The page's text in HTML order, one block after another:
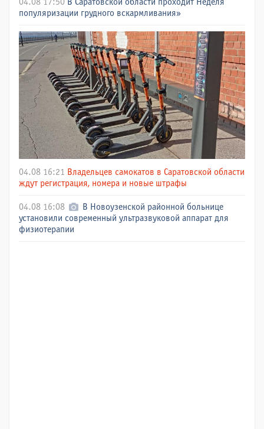
04.08 17:50 В Саратовской области проходит Неделя
популяризации грудного вскармливания»
04.08 16:21 Владельцев самокатов в Саратовской области
ждут регистрация, номера и новые штрафы
04.08 16:08
В Новоузенской районной больнице
установили современный ультразвуковой аппарат для
физиотерапии